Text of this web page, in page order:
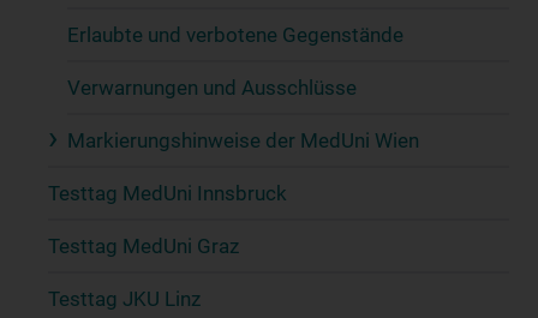
Erlaubte und verbotene Gegenstände
Verwarnungen und Ausschlüsse
Markierungshinweise der MedUni Wien
Testtag MedUni Innsbruck
Testtag MedUni Graz
Testtag JKU Linz